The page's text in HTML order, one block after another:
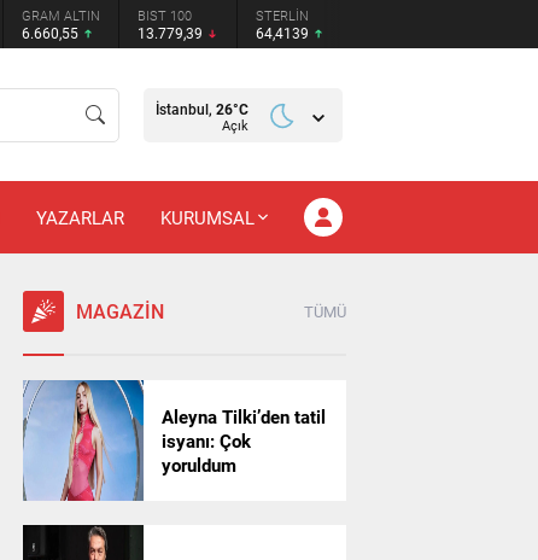
GRAM ALTIN
6.660,55
BIST 100
13.779,39
STERLİN
64,4139
İstanbul, 26°C
Açık
YAZARLAR KURUMSAL
MAGAZİN TÜMÜ
Aleyna Tilki’den tatil
isyanı: Çok
yoruldum